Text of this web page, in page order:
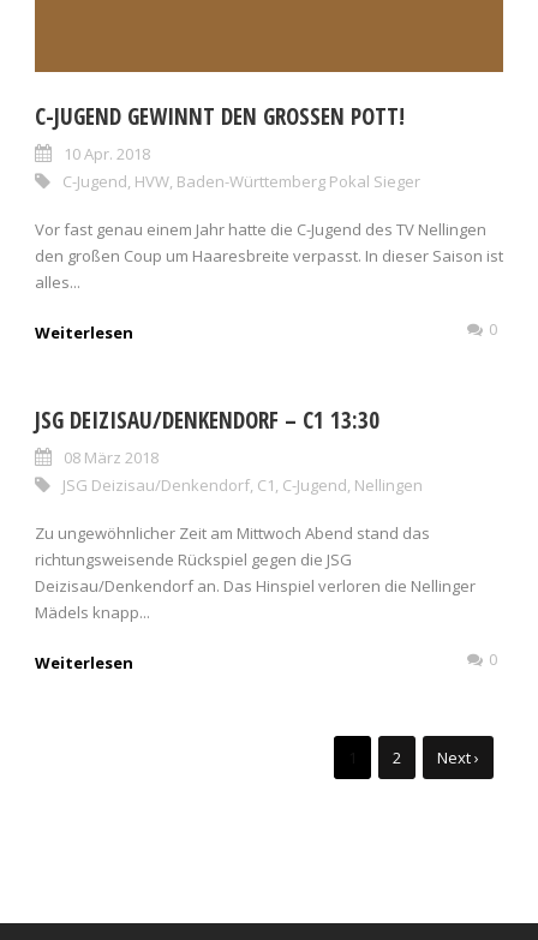
C-JUGEND GEWINNT DEN GROSSEN POTT!
10 Apr. 2018
C-Jugend HVW Baden-Württemberg Pokal Sieger
Vor fast genau einem Jahr hatte die C-Jugend des TV Nellingen
den großen Coup um Haaresbreite verpasst. In dieser Saison ist
alles...
Weiterlesen 0
JSG DEIZISAU/DENKENDORF – C1 13:30
08 März 2018
JSG Deizisau/Denkendorf C1 C-Jugend Nellingen
Zu ungewöhnlicher Zeit am Mittwoch Abend stand das
richtungsweisende Rückspiel gegen die JSG
Deizisau/Denkendorf an. Das Hinspiel verloren die Nellinger
Mädels knapp...
Weiterlesen 0
2 Next ›